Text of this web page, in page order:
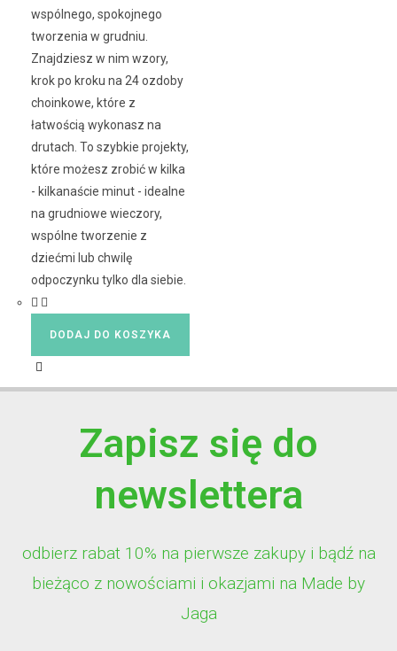
wspólnego, spokojnego
tworzenia w grudniu.
Znajdziesz w nim wzory,
krok po kroku na 24 ozdoby
choinkowe, które z
łatwością wykonasz na
drutach. To szybkie projekty,
które możesz zrobić w kilka
- kilkanaście minut - idealne
na grudniowe wieczory,
wspólne tworzenie z
dziećmi lub chwilę
odpoczynku tylko dla siebie.
DODAJ DO KOSZYKA
Zapisz się do
newslettera
odbierz rabat 10% na pierwsze zakupy i bądź na
bieżąco z nowościami i okazjami na Made by
Jaga